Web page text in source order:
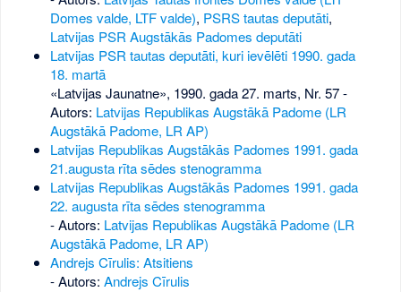
Domes valde, LTF valde), PSRS tautas deputāti,
Latvijas PSR Augstākās Padomes deputāti
Latvijas PSR tautas deputāti, kuri ievēlēti 1990. gada
18. martā
«Latvijas Jaunatne», 1990. gada 27. marts, Nr. 57-
Autors: Latvijas Republikas Augstākā Padome (LR
Augstākā Padome, LR AP)
Latvijas Republikas Augstākās Padomes 1991. gada
21.augusta rīta sēdes stenogramma
Latvijas Republikas Augstākās Padomes 1991. gada
22. augusta rīta sēdes stenogramma
- Autors: Latvijas Republikas Augstākā Padome (LR
Augstākā Padome, LR AP)
Andrejs Cīrulis: Atsitiens
- Autors: Andrejs Cīrulis